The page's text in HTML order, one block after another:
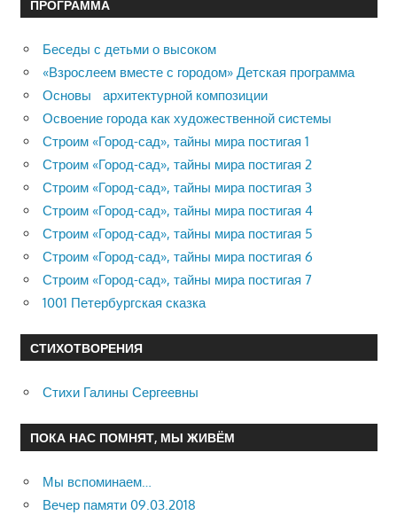
ПРОГРАММА
Беседы с детьми о высоком
«Взрослеем вместе с городом» Детская программа
Основы архитектурной композиции
Освоение города как художественной системы
Строим «Город-сад», тайны мира постигая 1
Строим «Город-сад», тайны мира постигая 2
Строим «Город-сад», тайны мира постигая 3
Строим «Город-сад», тайны мира постигая 4
Строим «Город-сад», тайны мира постигая 5
Строим «Город-сад», тайны мира постигая 6
Строим «Город-сад», тайны мира постигая 7
1001 Петербургская сказка
СТИХОТВОРЕНИЯ
Стихи Галины Сергеевны
ПОКА НАС ПОМНЯТ, МЫ ЖИВЁМ
Мы вспоминаем…
Вечер памяти 09.03.2018